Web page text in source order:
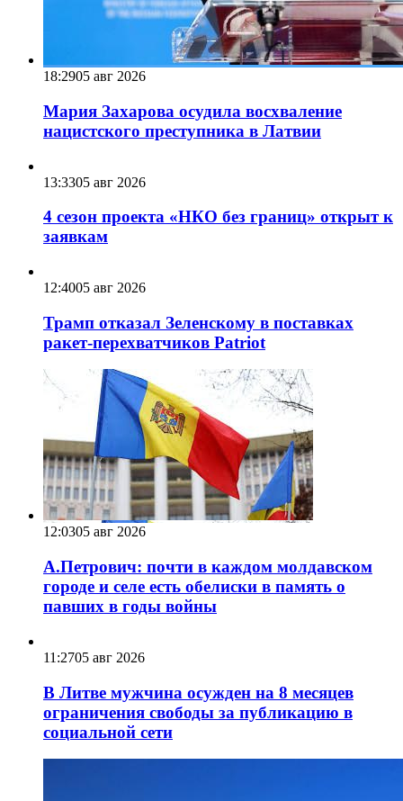
18:2905 авг 2026
Мария Захарова осудила восхваление
нацистского преступника в Латвии
13:3305 авг 2026
4 сезон проекта «НКО без границ» открыт к
заявкам
12:4005 авг 2026
Трамп отказал Зеленскому в поставках
ракет-перехватчиков Patriot
12:0305 авг 2026
А.Петрович: почти в каждом молдавском
городе и селе есть обелиски в память о
павших в годы войны
11:2705 авг 2026
В Литве мужчина осужден на 8 месяцев
ограничения свободы за публикацию в
социальной сети